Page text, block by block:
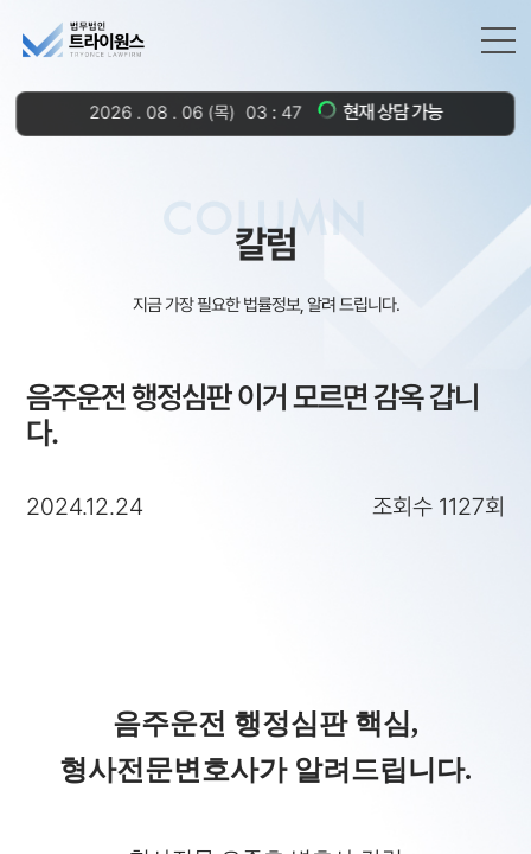
2026 . 08 . 06 (목) 03 48 현재 상담 가능
COLUMN
칼럼
지금 가장 필요한 법률정보, 알려 드립니다.
음주운전 행정심판 이거 모르면 감옥 갑니
다.
2024.12.24 조회수 1127회
음주운전 행정심판 핵심,
형사전문변호사가 알려드립니다.